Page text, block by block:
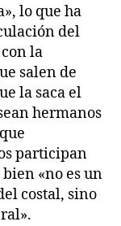
lo que ha
del
la
salen de
la saca el
hermanos
participan
«no es un
costal, sino